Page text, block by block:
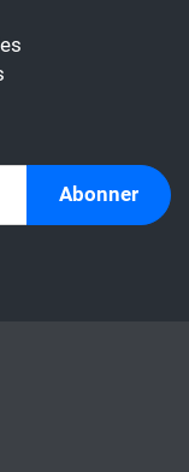
les coûts
leasing ne
Abonner